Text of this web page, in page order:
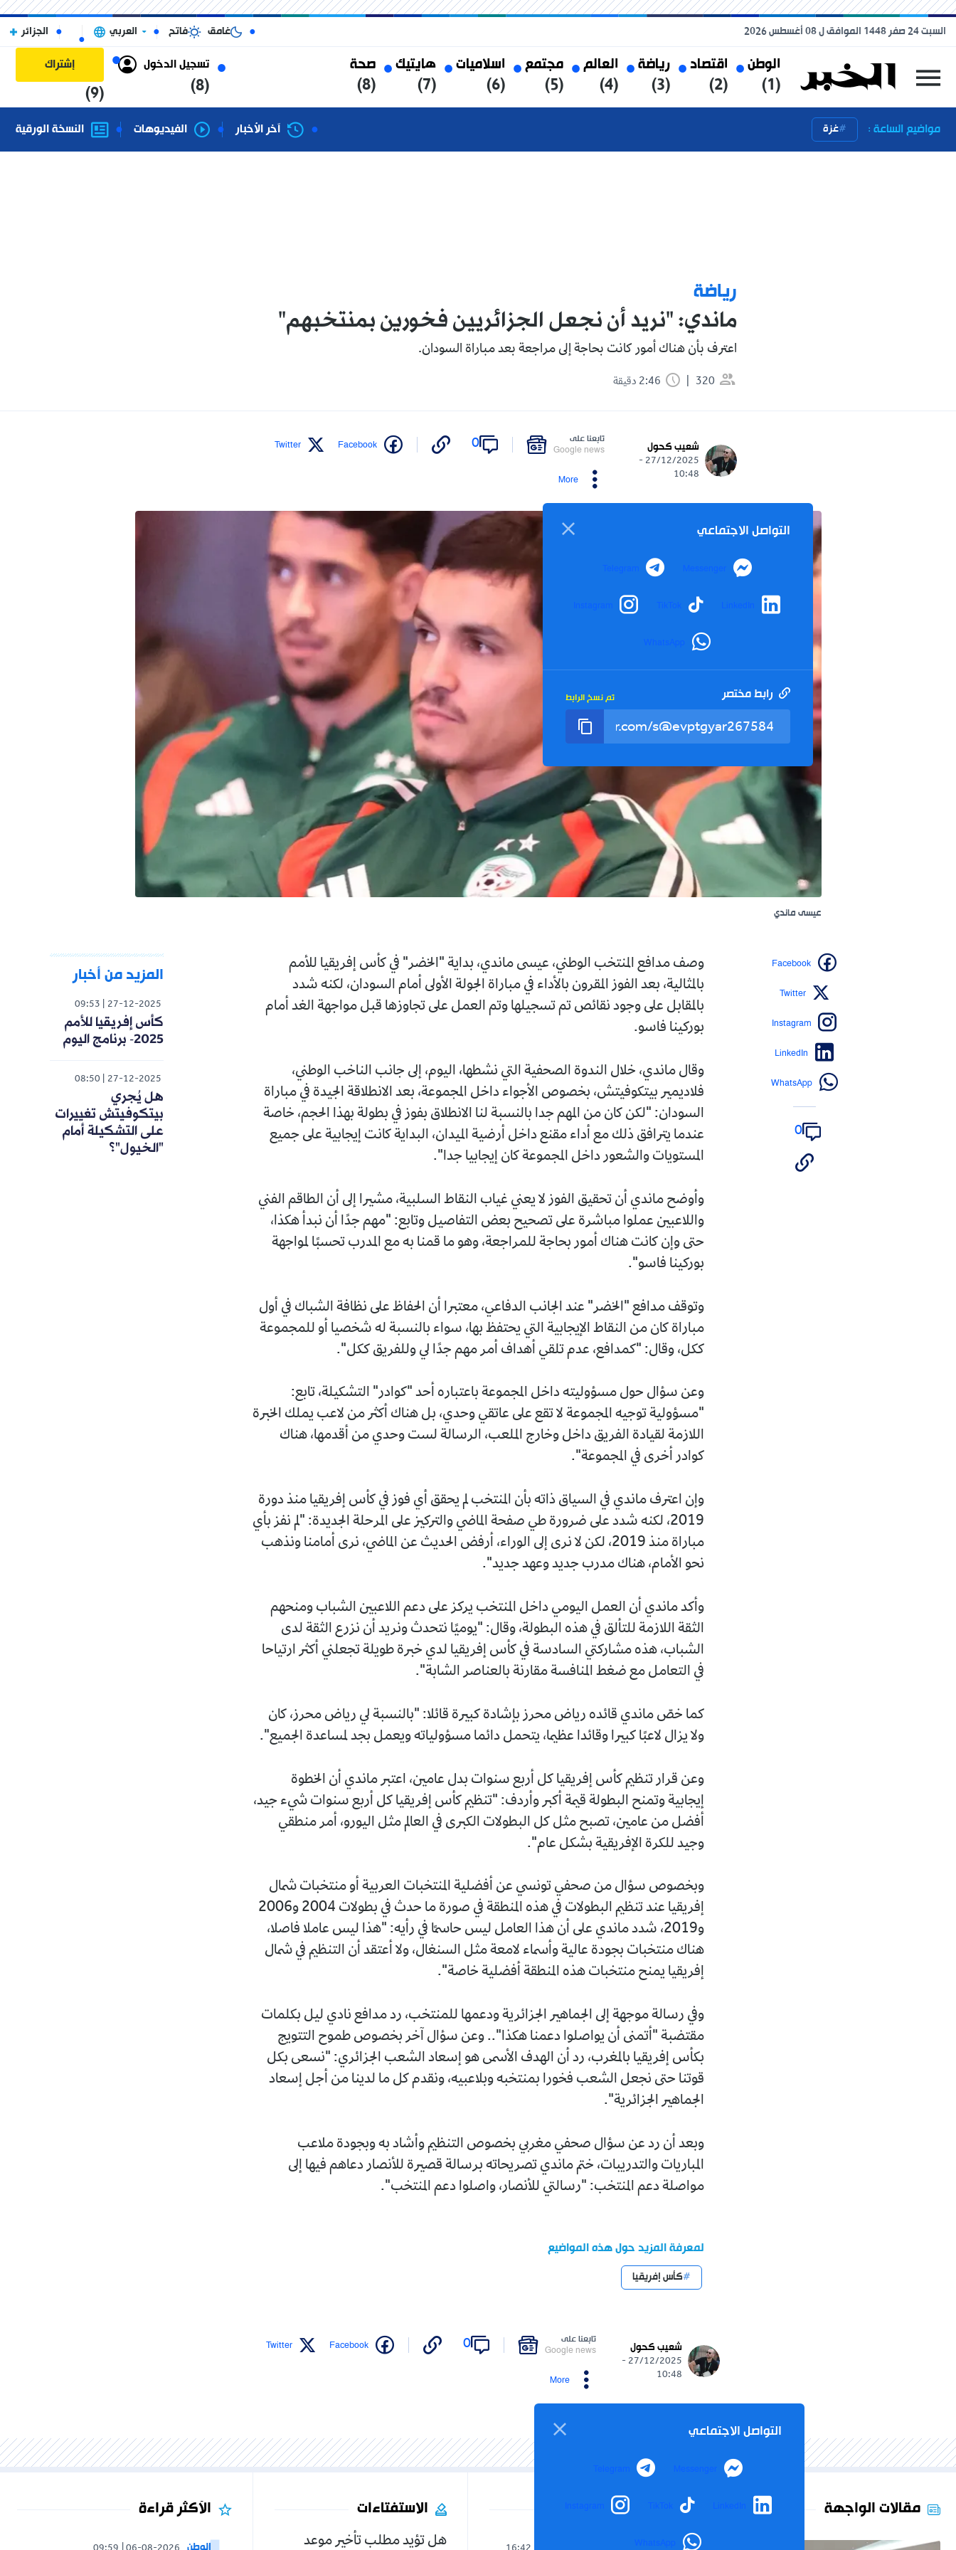
الوطن
(1)
اقتصاد
(2)
رياضة
(3)
العالم
(4)
مجتمع
(5)
اسلاميات
(6)
هايتيك
(7)
صحة
(8)
تسجيل الدخول
(8)
إشتراك
(9)
السبت 24 صفر 1448 الموافق ل 08 أغسطس 2026 غامق فاتح العربي الجزائر
مواضيع الساعة : غزة آخر الأخبار الفيديوهات النسخة الورقية
رياضة
ماندي: "نريد أن نجعل الجزائريين فخورين بمنتخبهم"
اعترف بأن هناك أمور كانت بحاجة إلى مراجعة بعد مباراة السودان.
320
شعيب كحول
27/12/2025 -
10:48
تابعنا على
Google news
0
Facebook
Twitter
More
التواصل الاجتماعي
Messenger
Telegram
LinkedIn
TikTok
Instagram
WhatsApp
رابط مختصر تم نسخ الرابط
عيسى ماندي
وصف مدافع المنتخب الوطني، عيسى ماندي، بداية "الخضر" في كأس إفريقيا للأمم
بالمثالية، بعد الفوز المقرون بالأداء في مباراة الجولة الأولى أمام السودان، لكنه شدد
بالمقابل على وجود نقائص تم تسجيلها وتم العمل على تجاوزها قبل مواجهة الغد أمام
بوركينا فاسو.
وقال ماندي، خلال الندوة الصحفية التي نشطها، اليوم، إلى جانب الناخب الوطني،
فلاديمير بيتكوفيتش، بخصوص الأجواء داخل المجموعة، بعد الانطلاقة الجيدة في مباراة
السودان: "لكن كان من المهم جدا بالنسبة لنا الانطلاق بفوز في بطولة بهذا الحجم، خاصة
عندما يترافق ذلك مع أداء مقنع داخل أرضية الميدان، البداية كانت إيجابية على جميع
المستويات والشعور داخل المجموعة كان إيجابيا جدا".
وأوضح ماندي أن تحقيق الفوز لا يعني غياب النقاط السلبية، مشيرا إلى أن الطاقم الفني
واللاعبين عملوا مباشرة على تصحيح بعض التفاصيل وتابع: "مهم جدًا أن نبدأ هكذا،
حتى وإن كانت هناك أمور بحاجة للمراجعة، وهو ما قمنا به مع المدرب تحسبًا لمواجهة
بوركينا فاسو".
وتوقف مدافع "الخضر" عند الجانب الدفاعي، معتبرا أن الحفاظ على نظافة الشباك في أول
مباراة كان من النقاط الإيجابية التي يحتفظ بها، سواء بالنسبة له شخصيا أو للمجموعة
ككل، وقال: "كمدافع، عدم تلقي أهداف أمر مهم جدًا لي وللفريق ككل".
وعن سؤال حول مسؤوليته داخل المجموعة باعتباره أحد "كوادر" التشكيلة، تابع:
"مسؤولية توجيه المجموعة لا تقع على عاتقي وحدي، بل هناك أكثر من لاعب يملك الخبرة
اللازمة لقيادة الفريق داخل وخارج الملعب، الرسالة لست وحدي من أقدمها، هناك
كوادر أخرى في المجموعة".
وإن اعترف ماندي في السياق ذاته بأن المنتخب لم يحقق أي فوز في كأس إفريقيا منذ دورة
2019، لكنه شدد على ضرورة طي صفحة الماضي والتركيز على المرحلة الجديدة: "لم نفز بأي
مباراة منذ 2019، لكن لا نرى إلى الوراء، أرفض الحديث عن الماضي، نرى أمامنا ونذهب
نحو الأمام، هناك مدرب جديد وعهد جديد".
وأكد ماندي أن العمل اليومي داخل المنتخب يركز على دعم اللاعبين الشباب ومنحهم
الثقة اللازمة للتألق في هذه البطولة، وقال: "يوميًا نتحدث ونريد أن نزرع الثقة لدى
الشباب، هذه مشاركتي السادسة في كأس إفريقيا لدي خبرة طويلة تجعلني أكثر ارتياحا
في التعامل مع ضغط المنافسة مقارنة بالعناصر الشابة".
كما خصّ ماندي قائده رياض محرز بإشادة كبيرة قائلا: "بالنسبة لي رياض محرز، كان
ولا يزال لاعبًا كبيرا وقائدا عظيما، يتحمل دائما مسؤولياته ويعمل بجد لمساعدة الجميع".
وعن قرار تنظيم كأس إفريقيا كل أربع سنوات بدل عامين، اعتبر ماندي أن الخطوة
إيجابية وتمنح البطولة قيمة أكبر وأردف: "تنظيم كأس إفريقيا كل أربع سنوات شيء جيد،
أفضل من عامين، تصبح مثل كل البطولات الكبرى في العالم مثل اليورو، أمر منطقي
وجيد للكرة الإفريقية بشكل عام".
وبخصوص سؤال من صحفي تونسي عن أفضلية المنتخبات العربية أو منتخبات شمال
إفريقيا عند تنظيم البطولات في هذه المنطقة في صورة ما حدث في بطولات 2004 و2006
و2019، شدد ماندي على أن هذا العامل ليس حاسمًا في رأيه: "هذا ليس عاملا فاصلا،
هناك منتخبات بجودة عالية وأسماء لامعة مثل السنغال، ولا أعتقد أن التنظيم في شمال
إفريقيا يمنح منتخبات هذه المنطقة أفضلية خاصة".
وفي رسالة موجهة إلى الجماهير الجزائرية ودعمها للمنتخب، رد مدافع نادي ليل بكلمات
مقتضبة "أتمنى أن يواصلوا دعمنا هكذا".. وعن سؤال آخر بخصوص طموح التتويج
بكأس إفريقيا بالمغرب، رد أن الهدف الأسمى هو إسعاد الشعب الجزائري: "نسعى بكل
قوتنا حتى نجعل الشعب فخورا بمنتخبه وبلاعبيه، ونقدم كل ما لدينا من أجل إسعاد
الجماهير الجزائرية".
وبعد أن رد عن سؤال صحفي مغربي بخصوص التنظيم وأشاد به وبجودة ملاعب
المباريات والتدريبات، ختم ماندي تصريحاته برسالة قصيرة للأنصار دعاهم فيها إلى
مواصلة دعم المنتخب: "رسالتي للأنصار، واصلوا دعم المنتخب".
لمعرفة المزيد حول هذه المواضيع
كأس إفريقيا
Facebook
Twitter
Instagram
LinkedIn
WhatsApp
0
المزيد من أخبار
27-12-2025
09:53
كأس إفريقيا للأمم
2025- برنامج اليوم
27-12-2025
08:50
هل يُجري
بيتكوفيتش تغييرات
على التشكيلة أمام
"الخيول"؟
شعيب كحول
27/12/2025 -
10:48
تابعنا على
Google news
0
Facebook
Twitter
More
التواصل الاجتماعي
Messenger
Telegram
LinkedIn
TikTok
Instagram
WhatsApp
مقالات الواجهة الاستفتاءات
هل تؤيد مطلب تأخير موعد
الأكثر قراءة